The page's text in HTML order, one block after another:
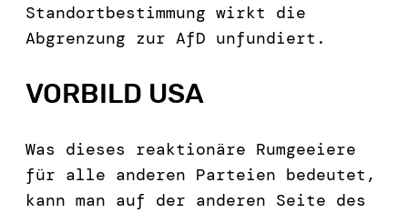
Standortbestimmung wirkt die
Abgrenzung zur AfD unfundiert.
VORBILD USA
Was dieses reaktionäre Rumgeeiere
für alle anderen Parteien bedeutet,
kann man auf der anderen Seite des